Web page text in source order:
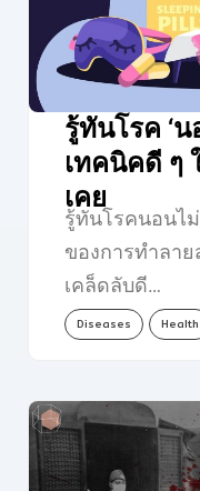
รู้ทันโรค ‘
เทคนิคดี ๆ
เคย
รู้ทันโรคนอนไ
ของการทำลา
เคล็ดลับดี…
Diseases Health